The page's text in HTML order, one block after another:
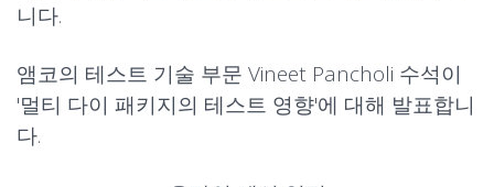
니다.
앰코의 테스트 기술 부문 Vineet Pancholi 수석이
'멀티 다이 패키지의 테스트 영향'에 대해 발표합니
다.